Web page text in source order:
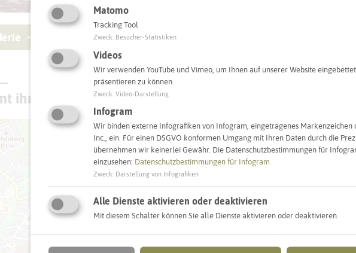
ihr zum Ziel
Adresse:
Hertener Höfe
Matomo
Tracking Tool
Zweck: Besucher-Statistiken
Videos
Wir verwenden YouTube und Vimeo, um Ihnen auf unserer Website
präsentieren zu können.
Zweck: Video-Darstellung
Infogram
Wir binden externe Infografiken von Infogram, eingetragenes Markenzeichen
Inc., ein. Für einen DSGVO konformen Umgang mit Ihren Daten durch die
übernehmen wir keinerlei Gewähr. Die Datenschutzbestimmungen für
einzusehen: Datenschutzbestimmungen für Infogram
Zweck: Darstellung von Infografiken
Alle Dienste aktivieren oder deaktivieren
Mit diesem Schalter können Sie alle Dienste aktivieren oder deaktivieren.